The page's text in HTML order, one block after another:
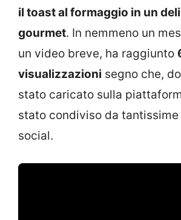
il toast al formaggio in un
gourmet. In nemmeno un
un video breve, ha raggiunto
visualizzazioni segno che,
stato caricato sulla
stato condiviso da tantissime
social.